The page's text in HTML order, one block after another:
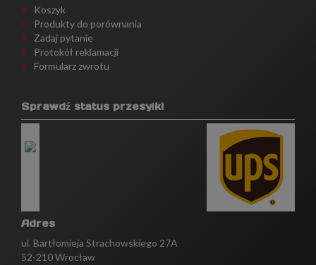
Koszyk
Produkty do porównania
Zadaj pytanie
Protokół reklamacji
Formularz zwrotu
Sprawdź status przesyłki
Adres
ul. Bartłomieja Strachowskiego 27A
52-210 Wrocław